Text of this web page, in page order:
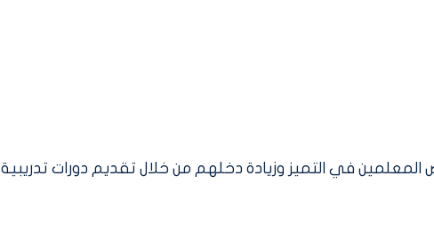
المعلمين في التميز وزيادة دخلهم من خلال تقديم دورات تدريبية